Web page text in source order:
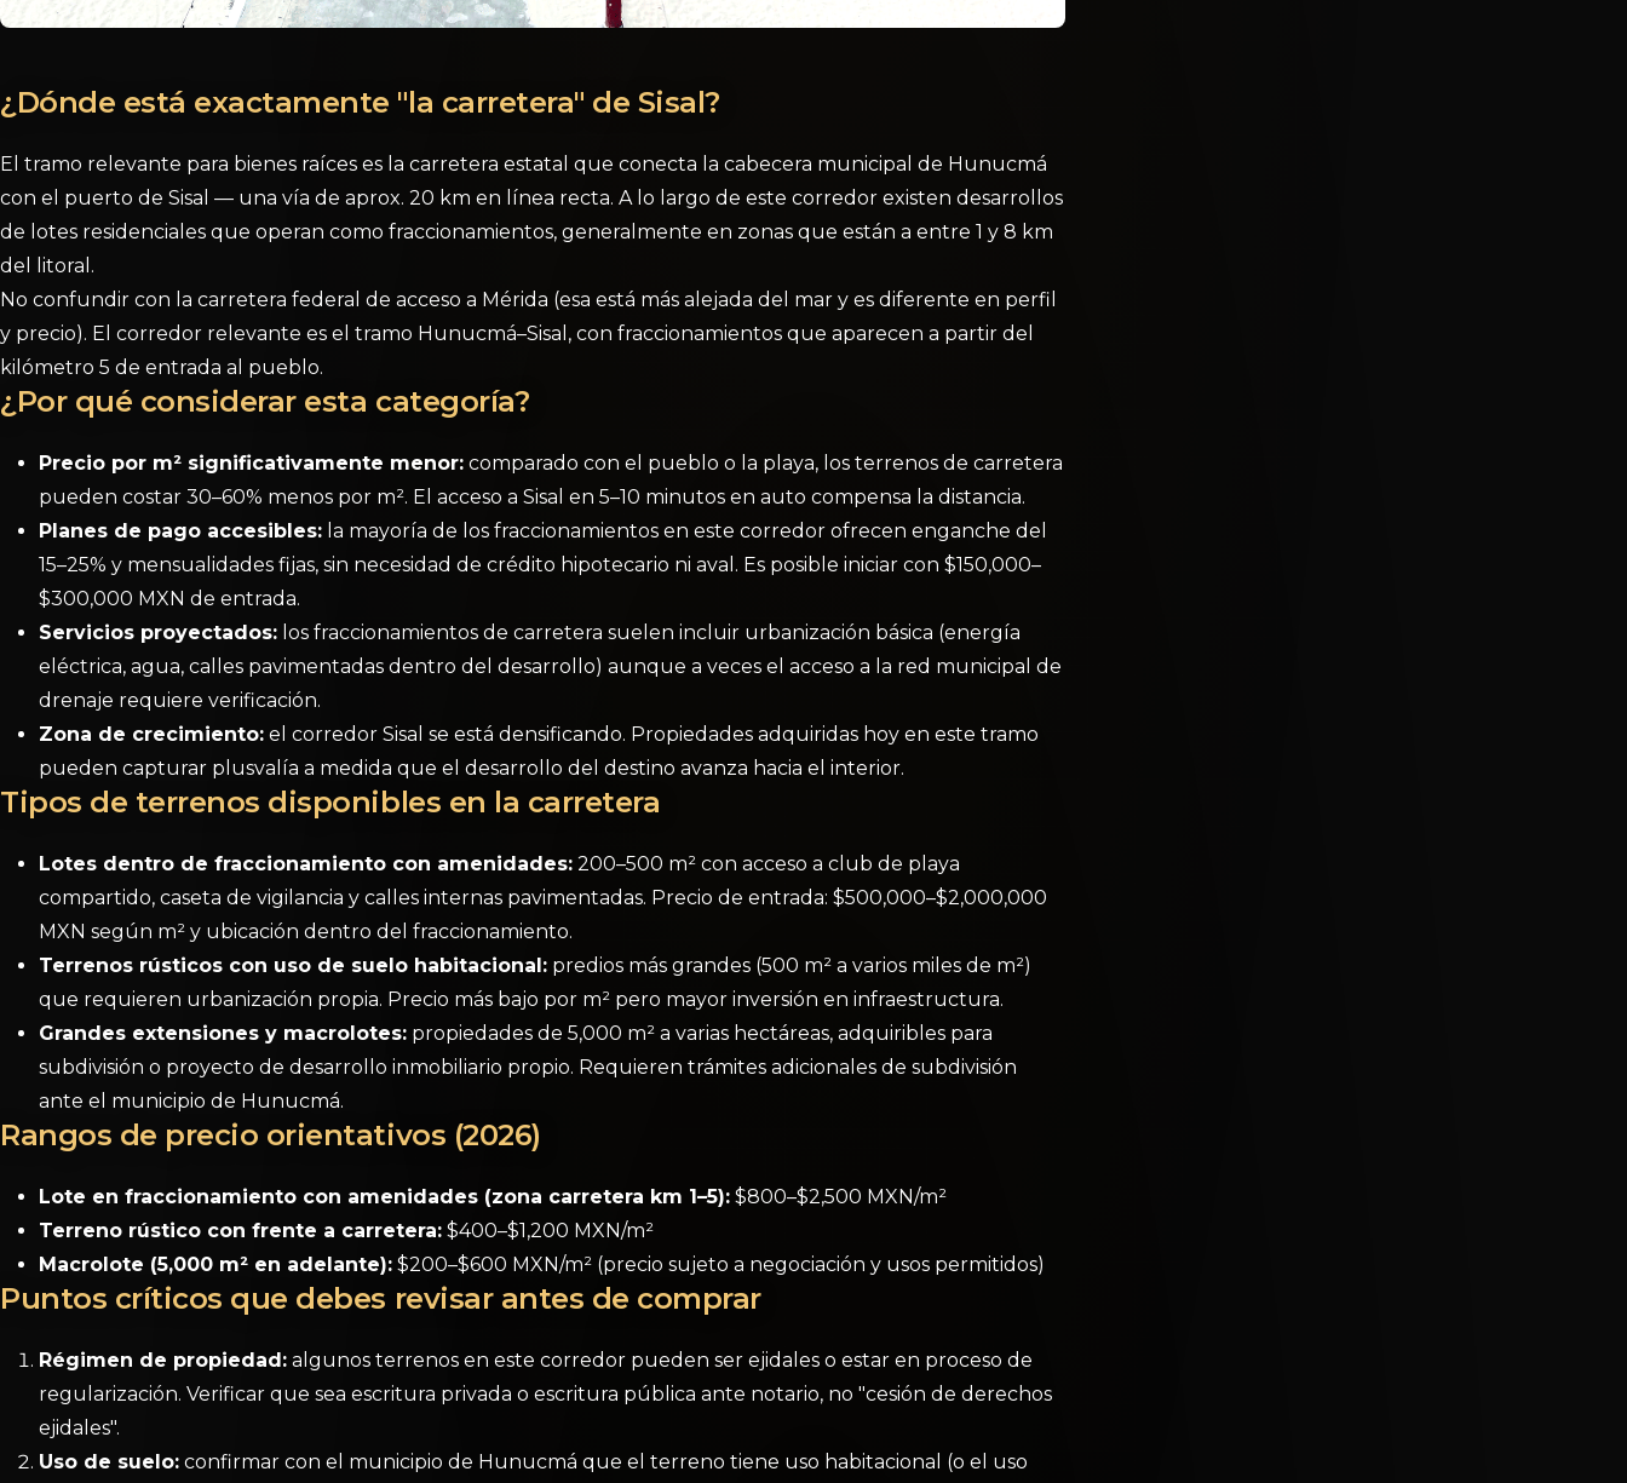
¿Dónde está exactamente "la carretera" de Sisal?
El tramo relevante para bienes raíces es la carretera estatal que conecta la cabecera municipal de Hunucmá
con el puerto de Sisal — una vía de aprox. 20 km en línea recta. A lo largo de este corredor existen desarrollos
de lotes residenciales que operan como fraccionamientos, generalmente en zonas que están a entre 1 y 8 km
del litoral.
No confundir con la carretera federal de acceso a Mérida (esa está más alejada del mar y es diferente en perfil
y precio). El corredor relevante es el tramo Hunucmá–Sisal, con fraccionamientos que aparecen a partir del
kilómetro 5 de entrada al pueblo.
¿Por qué considerar esta categoría?
Precio por m² significativamente menor: comparado con el pueblo o la playa, los terrenos de carretera
pueden costar 30–60% menos por m². El acceso a Sisal en 5–10 minutos en auto compensa la distancia.
Planes de pago accesibles: la mayoría de los fraccionamientos en este corredor ofrecen enganche del
15–25% y mensualidades fijas, sin necesidad de crédito hipotecario ni aval. Es posible iniciar con $150,000–
$300,000 MXN de entrada.
Servicios proyectados: los fraccionamientos de carretera suelen incluir urbanización básica (energía
eléctrica, agua, calles pavimentadas dentro del desarrollo) aunque a veces el acceso a la red municipal de
drenaje requiere verificación.
Zona de crecimiento: el corredor Sisal se está densificando. Propiedades adquiridas hoy en este tramo
pueden capturar plusvalía a medida que el desarrollo del destino avanza hacia el interior.
Tipos de terrenos disponibles en la carretera
Lotes dentro de fraccionamiento con amenidades: 200–500 m² con acceso a club de playa
compartido, caseta de vigilancia y calles internas pavimentadas. Precio de entrada: $500,000–$2,000,000
MXN según m² y ubicación dentro del fraccionamiento.
Terrenos rústicos con uso de suelo habitacional: predios más grandes (500 m² a varios miles de m²)
que requieren urbanización propia. Precio más bajo por m² pero mayor inversión en infraestructura.
Grandes extensiones y macrolotes: propiedades de 5,000 m² a varias hectáreas, adquiribles para
subdivisión o proyecto de desarrollo inmobiliario propio. Requieren trámites adicionales de subdivisión
ante el municipio de Hunucmá.
Rangos de precio orientativos (2026)
Lote en fraccionamiento con amenidades (zona carretera km 1–5): $800–$2,500 MXN/m²
Terreno rústico con frente a carretera: $400–$1,200 MXN/m²
Macrolote (5,000 m² en adelante): $200–$600 MXN/m² (precio sujeto a negociación y usos permitidos)
Puntos críticos que debes revisar antes de comprar
Régimen de propiedad: algunos terrenos en este corredor pueden ser ejidales o estar en proceso de
regularización. Verificar que sea escritura privada o escritura pública ante notario, no "cesión de derechos
ejidales".
Uso de suelo: confirmar con el municipio de Hunucmá que el terreno tiene uso habitacional (o el uso